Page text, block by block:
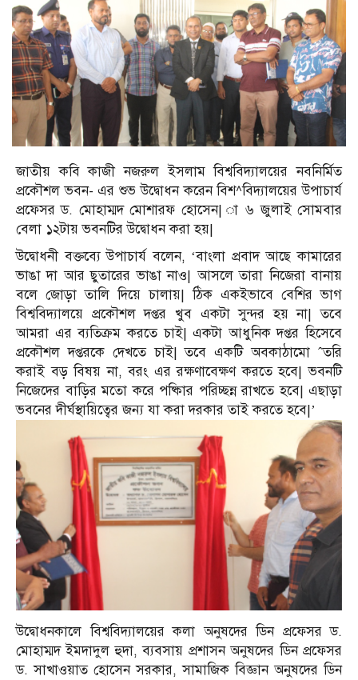
জাতীয় কবি কাজী নজরুল ইসলাম বিশ্ববিদ্যালয়ের নবনির্মিত
প্রকৌশল ভবন- এর শুভ উদ্বোধন করেন বিশ^বিদ্যালয়ের উপাচার্য
প্রফেসর ড. মোহাম্মদ মোশারফ হোসেন| া ৬ জুলাই সোমবার
বেলা ১২টায় ভবনটির উদ্বোধন করা হয়|
উদ্বোধনী বক্তব্যে উপাচার্য বলেন, ‘বাংলা প্রবাদ আছে কামারের
ভাঙা দা আর ছুতারের ভাঙা নাও| আসলে তারা নিজেরা বানায়
বলে জোড়া তালি দিয়ে চালায়| ঠিক একইভাবে বেশির ভাগ
বিশ্ববিদ্যালয়ে প্রকৌশল দপ্তর খুব একটা সুন্দর হয় না| তবে
আমরা এর ব্যতিক্রম করতে চাই| একটা আধুনিক দপ্তর হিসেবে
প্রকৌশল দপ্তরকে দেখতে চাই| তবে একটি অবকাঠামো ˆতরি
করাই বড় বিষয় না, বরং এর রক্ষণাবেক্ষণ করতে হবে| ভবনটি
নিজেদের বাড়ির মতো করে পষ্কিার পরিচ্ছন্ন রাখতে হবে| এছাড়া
ভবনের দীর্ঘস্থায়িত্বের জন্য যা করা দরকার তাই করতে হবে|’
উদ্বোধনকালে বিশ্ববিদ্যালয়ের কলা অনুষদের ডিন প্রফেসর ড.
মোহাম্মদ ইমদাদুল হুদা, ব্যবসায় প্রশাসন অনুষদের ডিন প্রফেসর
ড. সাখাওয়াত হোসেন সরকার, সামাজিক বিজ্ঞান অনুষদের ডিন